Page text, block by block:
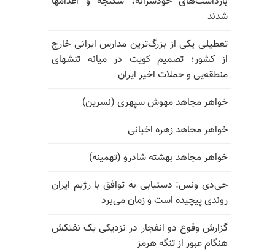
شدند
تعطیلی یکی از بزرگ‌ترین مدارس ایرانی خارج
از کشور؛ تصمیم کویت در میانه تنشهای
منطقه‌یی و حملات اخیر ایران
خواهر مجاهد مهوش سپهری (نسرین)
خواهر مجاهد زهره اخیانی
خواهر مجاهد بهشته شادرو (تهمینه)
جی‌دی ونس: دستیابی به توافق با رژیم ایران
روندی پیچیده است و زمان می‌برد
گزارش وقوع دو انفجار در نزدیکی یک نفتکش
هنگام عبور از تنگه هرمز